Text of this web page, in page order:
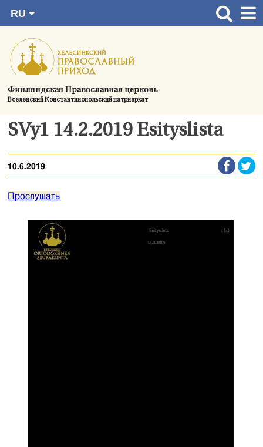
содержимому
Финляндская Православная церковь
Вселенский Константинопольский патриархат
RU
SV
EN
UA
Главная страница
Актуальное
Україна
О приходе
SVy1 14.2.2019 Esityslista
10.6.2019
Прослушать